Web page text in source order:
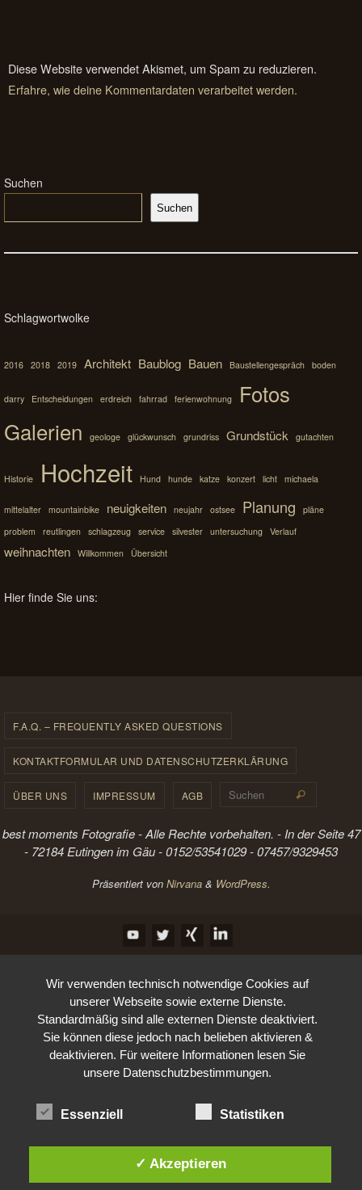
Diese Website verwendet Akismet, um Spam zu reduzieren.
Erfahre, wie deine Kommentardaten verarbeitet werden.
Suchen
Suchen
Schlagwortwolke
2016 2018 2019 Architekt Baublog Bauen Baustellengespräch boden
darry Entscheidungen erdreich fahrrad ferienwohnung
Fotos
Galerien
geologe glückwunsch grundriss Grundstück gutachten
Historie Hochzeit Hund hunde katze konzert licht michaela
mittelalter mountainbike neuigkeiten neujahr ostsee Planung
pläne
problem
reutlingen schlagzeug service silvester untersuchung Verlauf
weihnachten Willkommen Übersicht
Hier finde Sie uns:
F.A.Q. – FREQUENTLY ASKED QUESTIONS
KONTAKTFORMULAR UND DATENSCHUTZERKLÄRUNG
ÜBER UNS IMPRESSUM AGB Suchen
best moments Fotografie - Alle Rechte vorbehalten. - In der Seite 47
- 72184 Eutingen im Gäu - 0152/53541029 - 07457/9329453
Präsentiert von Nirvana& WordPress.
Wir verwenden technisch notwendige Cookies auf
unserer Webseite sowie externe Dienste.
Standardmäßig sind alle externen Dienste deaktiviert.
Sie können diese jedoch nach belieben aktivieren &
deaktivieren. Für weitere Informationen lesen Sie
unsere Datenschutzbestimmungen.
Essenziell Statistiken
✓ Akzeptieren